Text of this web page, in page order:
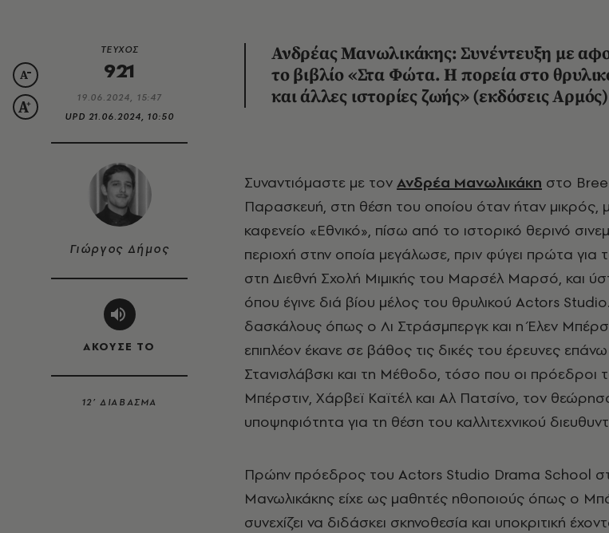
ΤΕΥΧΟΣ
921
19.06.2024, 15:47
UPD 21.06.2024, 10:50
Γιώργος Δήμος
ΑΚΟΥΣΕ ΤΟ
12’ ΔΙΑΒΑΣΜΑ
Ανδρέας Μανωλικάκης: Συνέντευξη με
το βιβλίο «Στα Φώτα. Η πορεία στο
και άλλες ιστορίες ζωής» (εκδόσεις Αρμός)
Συναντιόμαστε με τον Ανδρέα Μανωλικάκη στο
Παρασκευή, στη θέση του οποίου όταν ήταν μικρός,
καφενείο «Εθνικό», πίσω από το ιστορικό θερινό
περιοχή στην οποία μεγάλωσε, πριν φύγει πρώτα
στη Διεθνή Σχολή Μιμικής του Μαρσέλ Μαρσό, και
όπου έγινε διά βίου μέλος του θρυλικού Actors Studio
δασκάλους όπως ο Λι Στράσμπεργκ και η Έλεν
επιπλέον έκανε σε βάθος τις δικές του έρευνες
Στανισλάβσκι και τη Μέθοδο, τόσο που οι πρόεδροι
Μπέρστιν, Χάρβεϊ Καϊτέλ και Αλ Πατσίνο, τον
υποψηφιότητα για τη θέση του καλλιτεχνικού
Πρώην πρόεδρος του Actors Studio Drama School
Μανωλικάκης είχε ως μαθητές ηθοποιούς όπως ο
συνεχίζει να διδάσκει σκηνοθεσία και υποκριτική